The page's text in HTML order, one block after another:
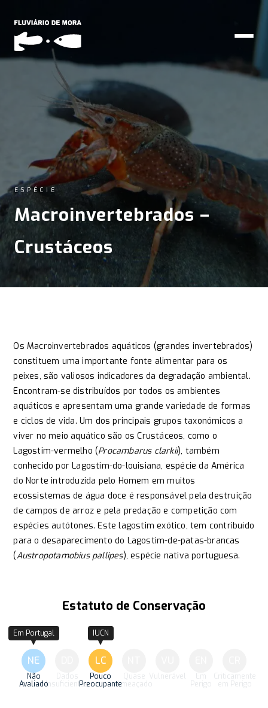
ESPÉCIE
Macroinvertebrados –
Crustáceos
Os Macroinvertebrados aquáticos (grandes invertebrados)
constituem uma importante fonte alimentar para os
peixes, são valiosos indicadores da degradação ambiental.
Encontram-se distribuídos por todos os ambientes
aquáticos e apresentam uma grande variedade de formas
e ciclos de vida. Um dos principais grupos taxonómicos a
viver no meio aquático são os Crustáceos, como o
Lagostim-vermelho (Procambarus clarkii), também
conhecido por Lagostim-do-louisiana, espécie da América
do Norte introduzida pelo Homem em muitos
ecossistemas de água doce é responsável pela destruição
de campos de arroz e pela predação e competição com
espécies autótones. Este lagostim exótico, tem contribuído
para o desaparecimento do Lagostim-de-patas-brancas
(Austropotamobius pallipes), espécie nativa portuguesa.
Estatuto de Conservação
NE
Não
Avaliado
Em Portugal
Dados
Insuficientes
LC
Pouco
Preocupante
IUCN
Quase
Ameaçado
Vulnerável
Em
Perigo
Criticamente
em Perigo